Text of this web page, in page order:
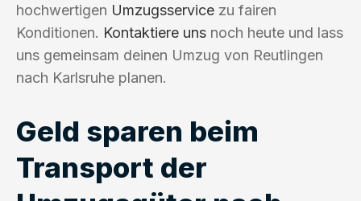
hochwertigen Umzugsservice zu fairen
Konditionen. Kontaktiere uns noch heute und lass
uns gemeinsam deinen Umzug von Reutlingen
nach Karlsruhe planen.
Geld sparen beim
Transport der